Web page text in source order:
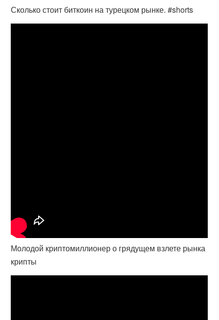
Сколько стоит биткоин на турецком рынке. #shorts
Молодой криптомиллионер о грядущем взлете рынка
крипты